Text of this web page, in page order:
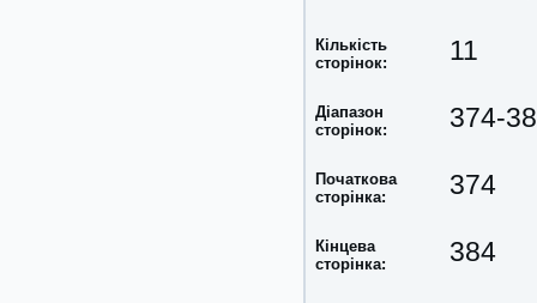
Кількість
сторінок:
11
Діапазон
сторінок:
374-
Початкова
сторінка:
374
Кінцева
сторінка:
384